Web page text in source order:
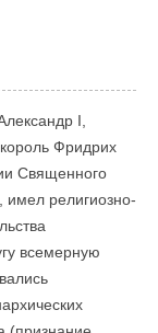
I,
Фридрих
Священного
имел религиозно-
всемерную